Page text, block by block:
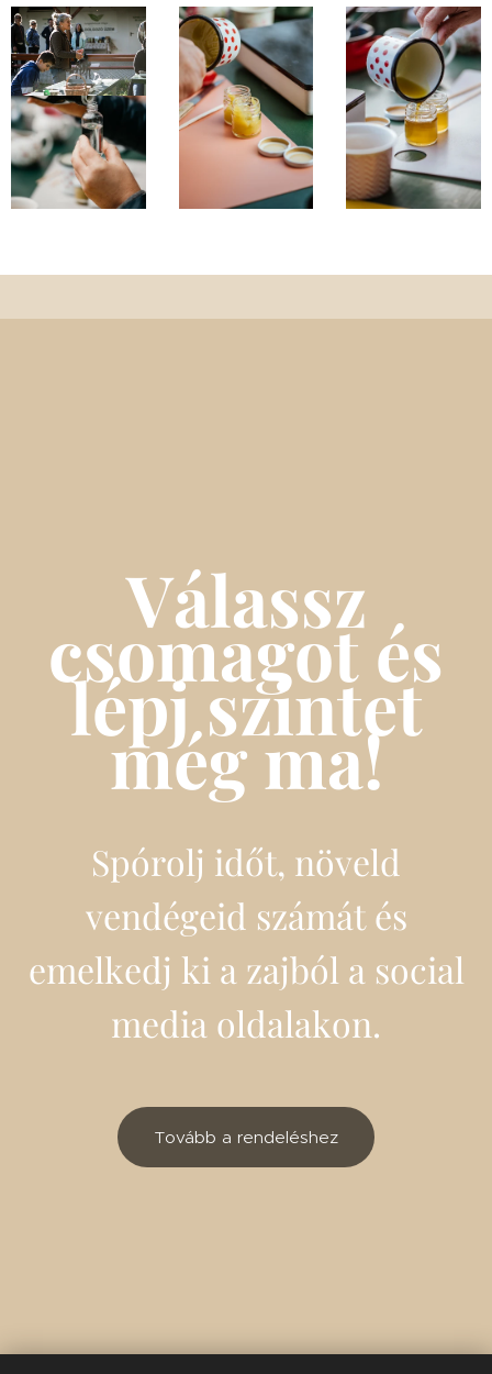
Válassz
csomagot és
lépj szintet
még ma!
Spórolj időt, növeld
vendégeid számát és
emelkedj ki a zajból a social
media oldalakon.
Tovább a rendeléshez